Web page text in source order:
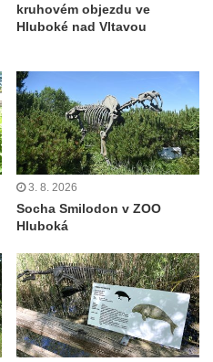
buku svatého
skále u cesty
na domě
Chemnitz
Chemnitz
kruhovém objezdu ve
Hluboké nad Vltavou
3. 8. 2026
Socha Smilodon v ZOO
Hluboká